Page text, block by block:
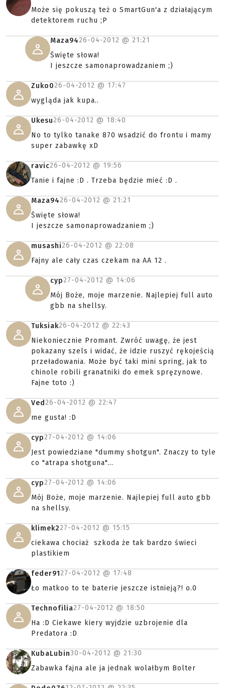
Może się pokuszą też o SmartGun'a z działającym
detektorem ruchu ;P
Maza9426-04-2012 @ 21:21
Święte słowa!
I jeszcze samonaprowadzaniem ;)
Zuko026-04-2012 @ 17:47
wygląda jak kupa..
Ukesu26-04-2012 @ 18:40
No to tylko tanake 870 wsadzić do frontu i mamy
super zabawkę xD
ravic26-04-2012 @ 19:56
Tanie i fajne :D . Trzeba będzie mieć :D .
Maza9426-04-2012 @ 21:21
Święte słowa!
I jeszcze samonaprowadzaniem ;)
musashi26-04-2012 @ 22:08
Fajny ale cały czas czekam na AA 12 .
cyp27-04-2012 @ 14:06
Mój Boże, moje marzenie. Najlepiej full auto
gbb na shellsy.
Tuksiak26-04-2012 @ 22:43
Niekoniecznie Promant. Zwróć uwagę, że jest
pokazany szels i widać, że idzie ruszyć rękojeścią
przeładowania. Może być taki mini spring, jak to
chinole robili granatniki do emek spręzynowe.
Fajne toto :)
Ved26-04-2012 @ 22:47
me gusta! :D
cyp27-04-2012 @ 14:06
Jest powiedziane "dummy shotgun". Znaczy to tyle
co "atrapa shotguna"...
cyp27-04-2012 @ 14:06
Mój Boże, moje marzenie. Najlepiej full auto gbb
na shellsy.
klimek227-04-2012 @ 15:15
ciekawa chociaż szkoda że tak bardzo świeci
plastikiem
feder9127-04-2012 @ 17:48
Ło matkoo to te baterie jeszcze istnieją?! o.0
Technofilia27-04-2012 @ 18:50
Ha :D Ciekawe kiery wyjdzie uzbrojenie dla
Predatora :D
KubaLubin30-04-2012 @ 21:30
Zabawka fajna ale ja jednak wolałbym Bolter